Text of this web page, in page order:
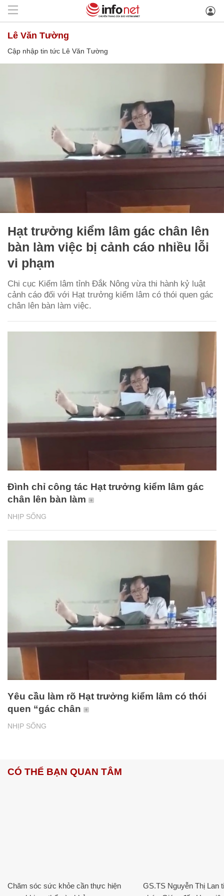
Lê Văn Tường
Cập nhập tin tức Lê Văn Tường
Hạt trưởng kiểm lâm gác chân lên
bàn làm việc bị cảnh cáo nhiều lỗi
vi phạm
Chi cục Kiểm lâm tỉnh Đắk Nông vừa thi hành kỷ luật
cảnh cáo đối với Hạt trưởng kiểm lâm có thói quen gác
chân lên bàn làm việc.
NHỊP SỐNG
Đình chỉ công tác Hạt trưởng kiểm lâm gác
chân lên bàn làm
NHỊP SỐNG
Yêu cầu làm rõ Hạt trưởng kiểm lâm có thói
quen “gác chân
CÓ THỂ BẠN QUAN TÂM
Chăm sóc sức khỏe cần thực hiện
GS.TS Nguyễn Thị Lan